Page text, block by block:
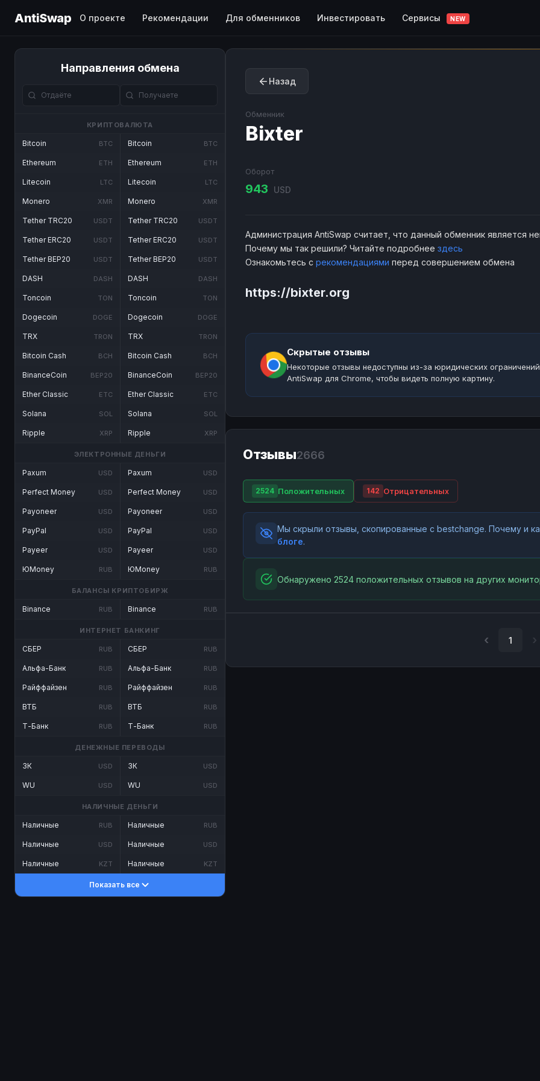
AntiSwap О проекте Рекомендации Для обменников Инвестировать Сервисы NEW
Направления обмена
КРИПТОВАЛЮТА
Bitcoin BTC
Ethereum ETH
Litecoin LTC
Monero XMR
Tether TRC20 USDT
Tether ERC20 USDT
Tether BEP20 USDT
DASH DASH
Toncoin TON
Dogecoin DOGE
TRX TRON
Bitcoin Cash BCH
BinanceCoin BEP20
Ether Classic ETC
Solana SOL
Ripple XRP
Bitcoin BTC
Ethereum ETH
Litecoin LTC
Monero XMR
Tether TRC20 USDT
Tether ERC20 USDT
Tether BEP20 USDT
DASH DASH
Toncoin TON
Dogecoin DOGE
TRX TRON
Bitcoin Cash BCH
BinanceCoin BEP20
Ether Classic ETC
Solana SOL
Ripple XRP
ЭЛЕКТРОННЫЕ ДЕНЬГИ
Paxum USD
Perfect Money USD
Payoneer USD
PayPal USD
Payeer USD
ЮMoney RUB
Paxum USD
Perfect Money USD
Payoneer USD
PayPal USD
Payeer USD
ЮMoney RUB
БАЛАНСЫ КРИПТОБИРЖ
Binance RUB Binance RUB
ИНТЕРНЕТ БАНКИНГ
СБЕР RUB
Альфа-Банк RUB
Райффайзен RUB
ВТБ RUB
Т-Банк RUB
СБЕР RUB
Альфа-Банк RUB
Райффайзен RUB
ВТБ RUB
Т-Банк RUB
ДЕНЕЖНЫЕ ПЕРЕВОДЫ
ЗК USD
WU USD
ЗК USD
WU USD
НАЛИЧНЫЕ ДЕНЬГИ
Наличные RUB
Наличные USD
Наличные KZT
Наличные RUB
Наличные USD
Наличные KZT
Показать все
Назад
Обменник
Bixter
Оборот
943 USD
Администрация AntiSwap считает, что данный обменник является
Почему мы так решили? Читайте подробнее здесь
Ознакомьтесь с рекомендациями перед совершением обмена
https://bixter.org
Скрытые отзывы
Некоторые отзывы недоступны из-за юридических
AntiSwap для Chrome, чтобы видеть полную картину.
Отзывы2666
2524 Положительных 142 Отрицательных
Мы скрыли отзывы, скопированные с bestchange. Почему и
блоге.
Обнаружено 2524 положительных отзывов на других
1